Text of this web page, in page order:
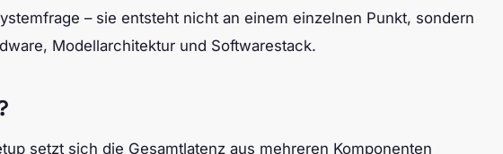
– sie entsteht nicht an einem einzelnen Punkt, sondern
Modellarchitektur und Softwarestack.
setzt sich die Gesamtlatenz aus mehreren Komponenten